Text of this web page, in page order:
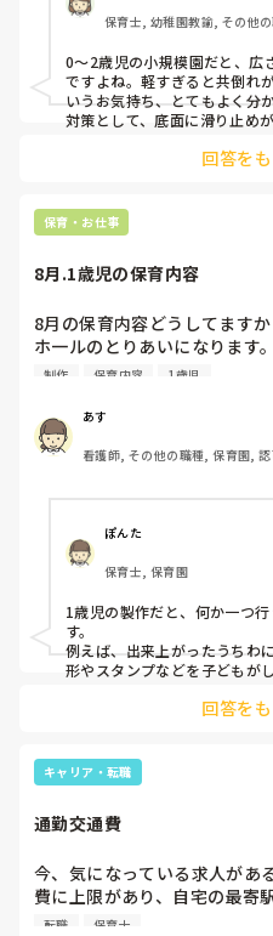
皆さんの園ではどんなもので
保育士, 幼稚園教諭, その他
0〜2歳児の小規模園だと、広
ですよね。軽すぎると共倒れ
いうお気持ち、とてもよく分
対策として、底面に滑り止め
た、ストッパー付きキャスタ
り、脚元に水入りペットボト
てくださいね。安全で使いや
回答を
保育・お仕事
8月.1歳児の保育内容
8月の保育内容どうしてます
ホ一ルのとりあいになります
台、風船で遊んでいます。製
クラスです、玩具で遊ばせな
ています。何か、いいアイデ
で、教えて下さい。
制作 保育内容 1歳児
あす
看護師, その他の職種, 保育園,
ぽんた
保育士, 保育園
1歳児の製作だと、何か一つ
す。
例えば、出来上がったうちわ
形やスタンプなどを子どもが
雨遊び、氷遊び、など間食遊
す！いつもと違うおもちゃ、
回答を
キャリア・転職
通勤交通費
今、気になっている求人があ
費に上限があり、自宅の最寄
期代が5,000円ほどオーバーし
転職 保育士